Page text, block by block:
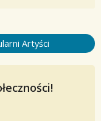
Artyści